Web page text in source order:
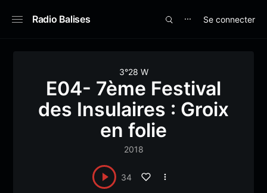
Radio Balises ⋯ Se connecter
3°28 W
E04- 7ème Festival
des Insulaires : Groix
en folie
2018
34